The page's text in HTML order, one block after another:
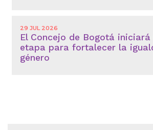
29 JUL 2026
El Concejo de Bogotá iniciará
etapa para fortalecer la
género